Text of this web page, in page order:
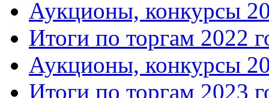
Аукционы, конкурсы
Итоги по торгам 2022
Аукционы, конкурсы
Итоги по торгам 2023